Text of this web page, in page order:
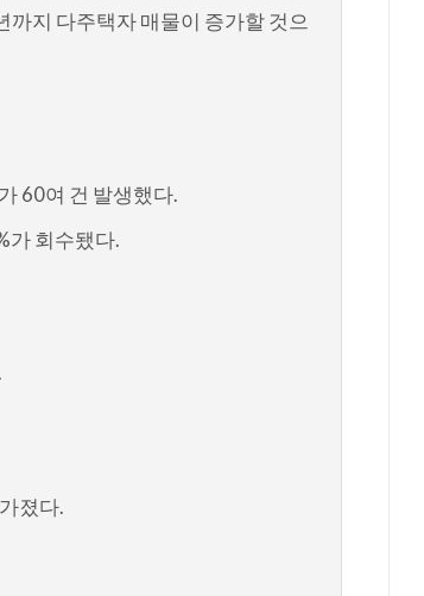
지 다주택자 매물이 증가할 것으
60여 건 발생했다.
가 회수됐다.
졌다.